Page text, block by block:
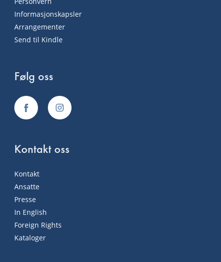
Informasjonskapsler
Arrangementer
Send til Kindle
Følg oss
Kontakt oss
Kontakt
Ansatte
Presse
In English
Foreign Rights
Kataloger